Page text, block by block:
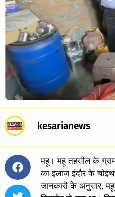
kesarianews
महू। महू तहसील के
का इलाज इंदौर के
जानकारी के अनुसार,